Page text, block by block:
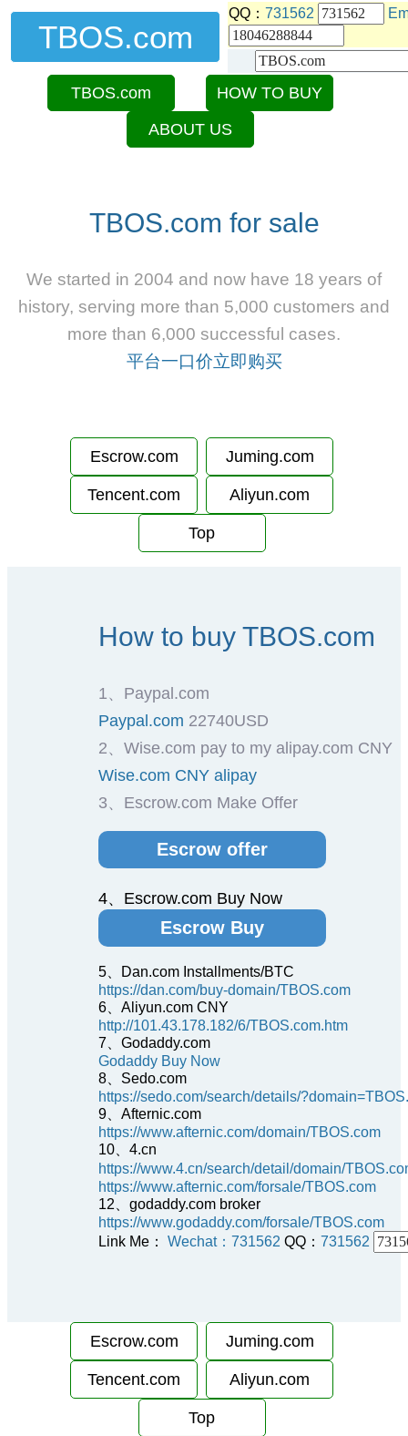
TBOS.com
QQ： 731562
TBOS.com
HOW TO BUY
ABOUT US
TBOS.com for sale
We started in 2004 and now have 18 years of
history, serving more than 5,000 customers and
more than 6,000 successful cases.
平台一口价立即购买
Escrow.com Juming.com
Tencent.com Aliyun.com
Top
How to buy TBOS.com
1、Paypal.com
Paypal.com 22740USD
2、Wise.com pay to my alipay.com CNY
Wise.com CNY alipay
3、Escrow.com Make Offer
Escrow offer
4、Escrow.com Buy Now
Escrow Buy
5、Dan.com Installments/BTC
https://dan.com/buy-domain/TBOS.com
6、Aliyun.com CNY
http://101.43.178.182/6/TBOS.com.htm
7、Godaddy.com
Godaddy Buy Now
8、Sedo.com
https://sedo.com/search/details/
9、Afternic.com
https://www.afternic.com/domain/TBOS.com
10、4.cn
https://www.4.cn/search/detail/domain/
https://www.afternic.com/forsale/TBOS.com
12、godaddy.com broker
https://www.godaddy.com/forsale/TBOS.com
Link Me： Wechat：731562 QQ： 731562
Escrow.com Juming.com
Tencent.com Aliyun.com
Top